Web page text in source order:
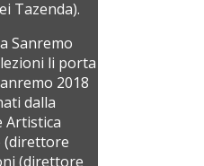
Tazenda).
Sanremo
li porta
2018
dalla
Artistica
(direttore
(direttore